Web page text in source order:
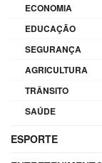
ECONOMIA
EDUCAÇÃO
SEGURANÇA
AGRICULTURA
TRÂNSITO
SAÚDE
ESPORTE